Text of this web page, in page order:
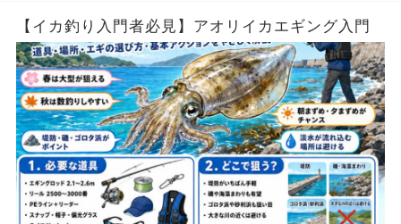
【イカ釣り入門者必見】アオリイカエギング入門